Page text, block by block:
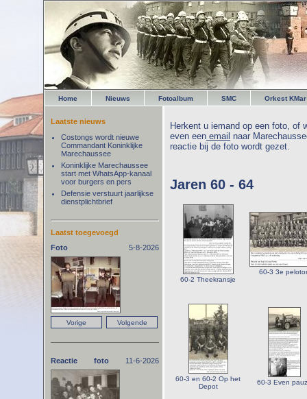
Home Nieuws Fotoalbum SMC Orkest KMar
Herkent u iemand op een foto, of
even een email naar
reactie bij de foto wordt gezet.
Jaren 60 - 64
60-2 Theekransje
60-3 3e
60-3 en 60-2 Op het
Depot
60-3 Even
Laatste nieuws
Costongs wordt nieuwe
Commandant Koninklijke
Marechaussee
Koninklijke Marechaussee
start met WhatsApp-kanaal
voor burgers en pers
Defensie verstuurt jaarlijkse
dienstplichtbrief
Laatst toegevoegd
Foto
5-8-2026
Reactie foto 11-6-2026